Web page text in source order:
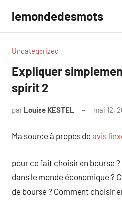
contenu
lemondedesmots
Uncategorized
Expliquer
spirit 2
par Louise KESTEL mai 12,
Ma source à propos de avis
pour ce fait choisir en bourse
dans le monde économique ?
de bourse ? Comment choisir